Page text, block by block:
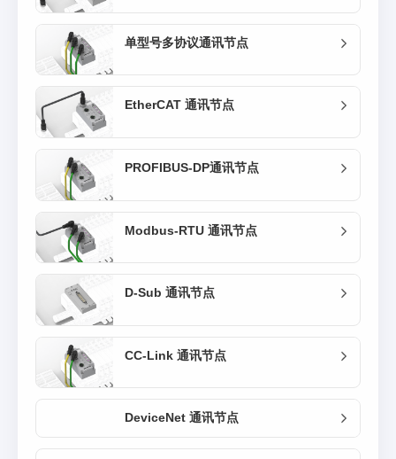
单型号多协议通讯节点
EtherCAT 通讯节点
PROFIBUS-DP通讯节点
Modbus-RTU 通讯节点
D-Sub 通讯节点
CC-Link 通讯节点
DeviceNet 通讯节点